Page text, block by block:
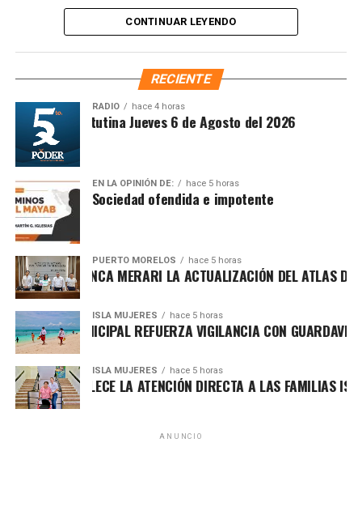
Recibe las noticias al instante
Únete al canal oficial de WhatsApp de
Quinto Poder
importantes de Quintana Roo directamente
en tu teléfono.
a los miles de asistentes que celebraron una noche de
música, convivencia y alegría en un ambiente
completamente familiar.
Kenia OS hizo vibrar al público con un espectáculo lleno
de energía, efectos visuales y una selección de sus
éxitos más populares, entre ellos “Malas Decisiones”, “Mi
Salida Contigo”, “AyMami”, “Belladona”, “Ruleta Rusa”,
“Toketeo”, “Bonita”, “Flores”, “Mentiroso” y “Tommy &
CONTINUAR LEYENDO
RECIENTE
RADIO hace 4 horas
Síntesis Matutina Jueves 6 de Agosto del 2026
EN LA OPINIÓN DE: hace 5 horas
Sociedad ofendida e impotente
PUERTO MORELOS hace 5 horas
BLANCA MERARI LA ACTUALIZACIÓN DEL ATLAS DE
ISLA MUJERES hace 5 horas
MUNICIPAL REFUERZA VIGILANCIA CON GUARDAVIDAS
ISLA MUJERES hace 5 horas
FORTALECE LA ATENCIÓN DIRECTA A LAS FAMILIAS
ANUNCIO